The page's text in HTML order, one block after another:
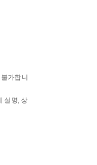
가합니
설명, 상